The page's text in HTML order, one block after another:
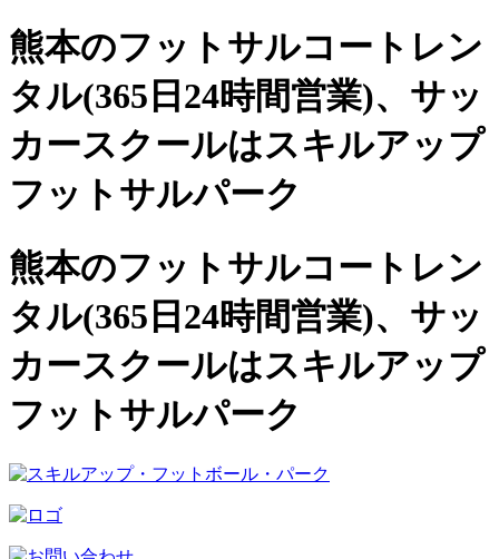
熊本のフットサルコートレン
タル(365日24時間営業)、 サッ
カースクールはスキルアップ
フットサルパーク
熊本のフットサルコートレン
タル(365日24時間営業)、サッ
カースクールはスキルアップ
フットサルパーク